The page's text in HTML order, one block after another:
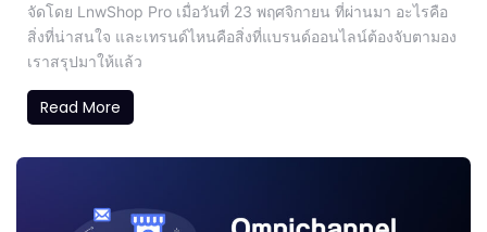
จัดโดย LnwShop Pro เมื่อวันที่ 23 พฤศจิกายน ที่ผ่านมา อะไรคือ
สิ่งที่น่าสนใจ และเทรนด์ไหนคือสิ่งที่แบรนด์ออนไลน์ต้องจับตามอง
เราสรุปมาให้แล้ว
Read More